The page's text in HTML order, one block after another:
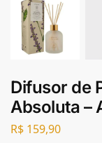
Difusor de
Absoluta –
R$ 159,90